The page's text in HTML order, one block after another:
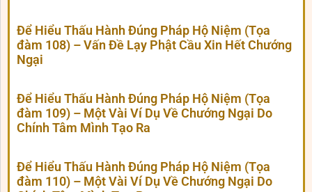
Để Hiểu Thấu Hành Đúng Pháp Hộ Niệm (Tọa
đàm 108) – Vấn Đề Lạy Phật Cầu Xin Hết Chướng
Ngại
Để Hiểu Thấu Hành Đúng Pháp Hộ Niệm (Tọa
đàm 109) – Một Vài Ví Dụ Về Chướng Ngại Do
Chính Tâm Mình Tạo Ra
Để Hiểu Thấu Hành Đúng Pháp Hộ Niệm (Tọa
đàm 110) – Một Vài Ví Dụ Về Chướng Ngại Do